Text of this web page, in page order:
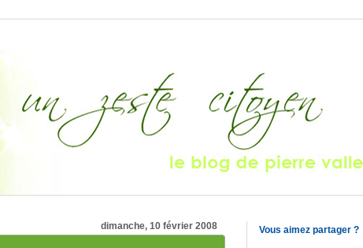
Vous aimez partager ?
dimanche, 10 février 2008